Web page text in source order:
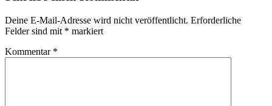
Deine E-Mail-Adresse wird nicht veröffentlicht. Erforderliche
Felder sind mit * markiert
Kommentar *